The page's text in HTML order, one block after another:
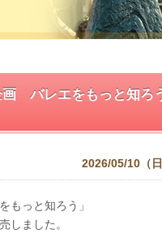
画 バレエをもっと知ろ
2026/05/10（日
もっと知ろう」
しました。